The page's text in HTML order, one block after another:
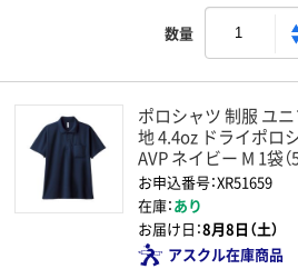
数量
ポロシャツ 制服 ユ
地 4.4oz ドライポロ
AVP ネイビー M 1袋
お申込番号：XR51659
在庫：あり
お届け日：8月8日（土）
アスクル在庫商品